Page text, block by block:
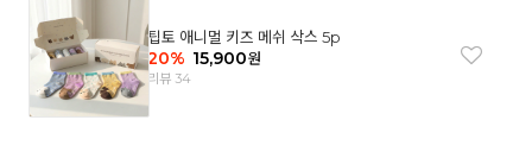
팁토 애니멀 키즈 메쉬 삭스 5p
20% 15,900원
리뷰 34